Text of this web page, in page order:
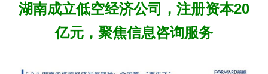
湖南成立低空经济公司，注册资本20
亿元，聚焦信息咨询服务